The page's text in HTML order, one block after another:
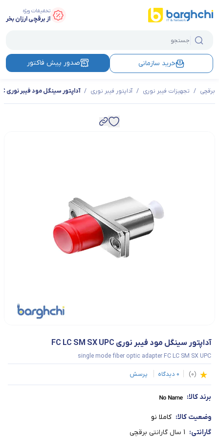
تخفیفات ویژه
از برقچی ارزان بخر
خرید سازمانی صدور پیش فاکتور
برقچی / تجهیزات فیبر نوری / آداپتور فیبر نوری / آداپتور سینگل مود فیبر نوری FC LC SM SX UPC
آداپتور سینگل مود فیبر نوری FC LC SM SX UPC
single mode fiber optic adapter FC LC SM SX UPC
(
0
)
0 دیدگاه پرسش
برند کالا:
وضعیت کالا: کاملا نو
گارانتی: 1 سال گارانتی برقچی